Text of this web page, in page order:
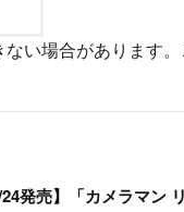
い場合があります。
24発売】「カメラマン